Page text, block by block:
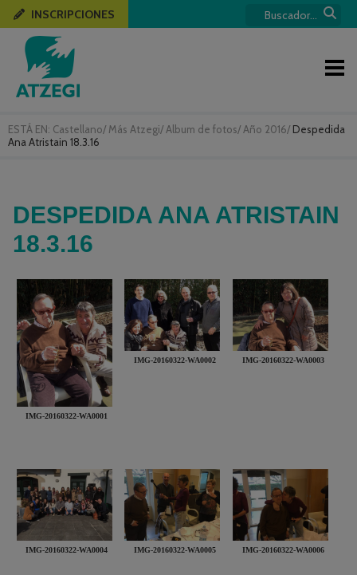
ESTÁ EN: Castellano/ Más Atzegi/ Album de fotos/ Año 2016/ Despedida
Ana Atristain 18.3.16
INSCRIPCIONES
DESPEDIDA ANA ATRISTAIN
18.3.16
IMG-20160322-WA0001
IMG-20160322-WA0002 IMG-20160322-WA0003
IMG-20160322-WA0004 IMG-20160322-WA0005 IMG-20160322-WA0006